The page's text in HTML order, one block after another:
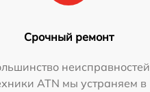
Срочный ремонт
неисправностей
ATN мы устраняем в